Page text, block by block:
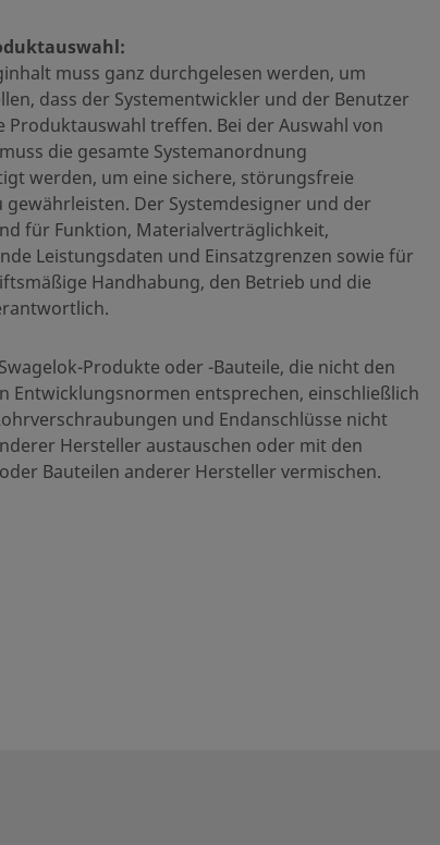
Standardreinigung und -verpackung
3/4 Zoll
Swagelok® Rohrverschraubung
NPS 3/4 Zoll
ANSI Flansche, Klasse 300
40141700
40142400
40183109
muss ganz durchgelesen werden, um
dass der Systementwickler und der Benutzer
Produktauswahl treffen. Bei der Auswahl von
die gesamte Systemanordnung
werden, um eine sichere, störungsfreie
gewährleisten. Der Systemdesigner und der
für Funktion, Materialverträglichkeit,
Leistungsdaten und Einsatzgrenzen sowie für
Handhabung, den Betrieb und die
Swagelok-Produkte oder -Bauteile, die nicht den
Entwicklungsnormen entsprechen, einschließlich
und Endanschlüsse nicht
Hersteller austauschen oder mit den
Bauteilen anderer Hersteller vermischen.